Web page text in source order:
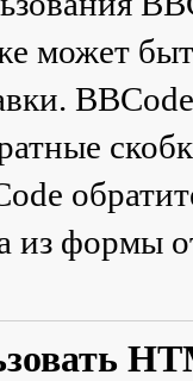
может
из формы